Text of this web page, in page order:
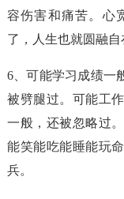
容伤害和痛苦。心
了，人生也就圆融自
6、可能学习成绩一
被劈腿过。可能工
一般，还被忽略过
能笑能吃能睡能玩
兵。